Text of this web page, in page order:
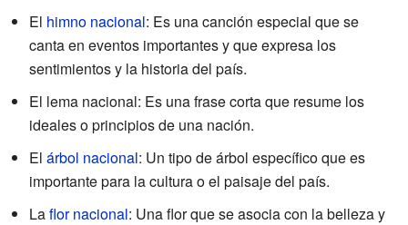
El himno nacional: Es una canción especial que se
canta en eventos importantes y que expresa los
sentimientos y la historia del país.
El lema nacional: Es una frase corta que resume los
ideales o principios de una nación.
El árbol nacional: Un tipo de árbol específico que es
importante para la cultura o el paisaje del país.
Laflor nacional: Una flor que se asocia con la belleza y